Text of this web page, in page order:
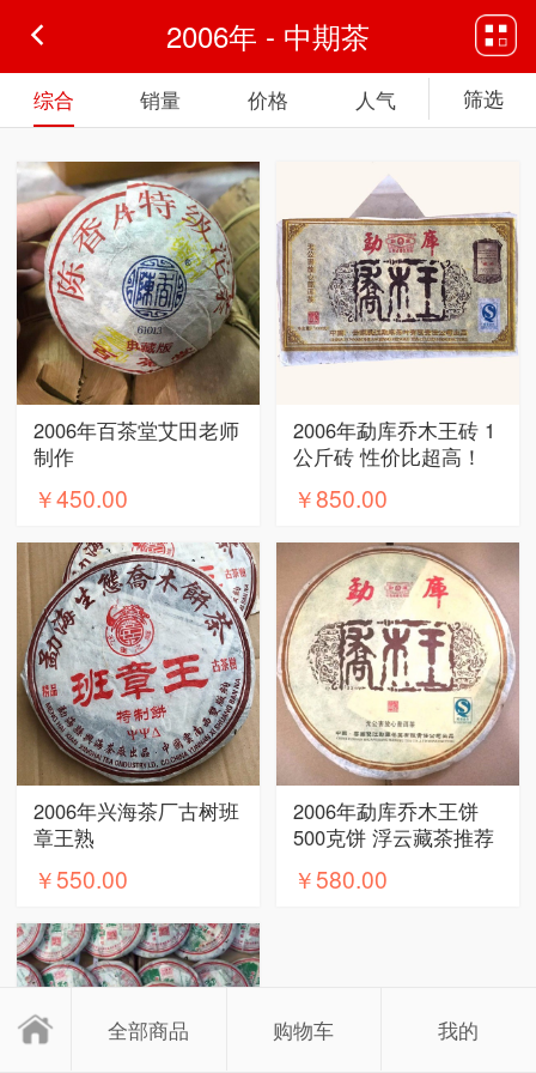
2006年 - 中期茶
综合 销量 价格 人气 筛选
2006年百茶堂艾田老师
制作
￥450.00
2006年勐库乔木王砖 1
公斤砖 性价比超高！
￥850.00
2006年兴海茶厂古树班
章王熟
￥550.00
2006年勐库乔木王饼
500克饼 浮云藏茶推荐
￥580.00
全部商品 购物车 我的